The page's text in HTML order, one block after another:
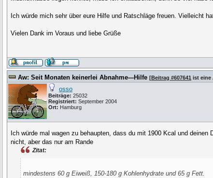
Ich würde mich sehr über eure Hilfe und Ratschläge freuen. Vielleicht
Vielen Dank im Voraus und liebe Grüße
Aw: Seit Monaten keinerlei Abnahme---Hilfe [Beitrag #607641 ist eine
osso
Beiträge: 25032
Registriert: September 2004
Ort: Hamburg
Ich würde mal wagen zu behaupten, dass du mit 1900 Kcal und
nicht, aber das nur am Rande
Zitat:
mindestens 60 g Eiweiß, 150-180 g Kohlenhydrate und 65 g Fett.